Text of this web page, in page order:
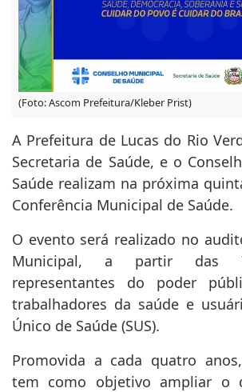
(Foto: Ascom Prefeitura/Kleber Prist)
A Prefeitura de Lucas do Rio
Secretaria de Saúde, e o
Saúde realizam na próxima
Conferência Municipal de Saúde.
O evento será realizado no
Municipal, a partir das
representantes do poder
trabalhadores da saúde e
Único de Saúde (SUS).
Promovida a cada quatro
tem como objetivo ampliar o